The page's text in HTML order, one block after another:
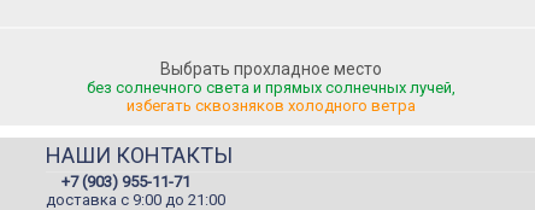
Выбрать прохладное место
без солнечного света и прямых солнечных лучей,
избегать сквозняков холодного ветра
НАШИ КОНТАКТЫ
+7 (903) 955-11-71
доставка c 9:00 до 21:00